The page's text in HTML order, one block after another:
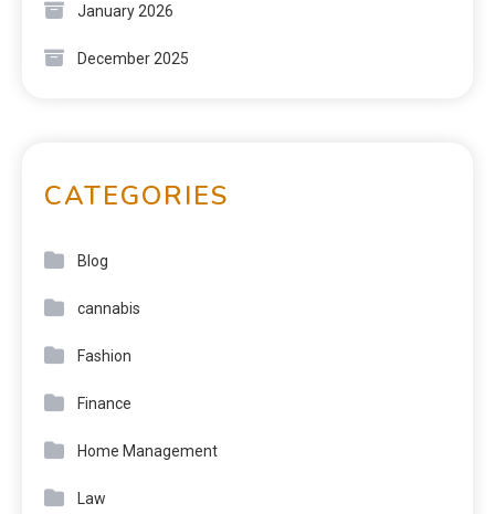
January 2026
December 2025
CATEGORIES
Blog
cannabis
Fashion
Finance
Home Management
Law